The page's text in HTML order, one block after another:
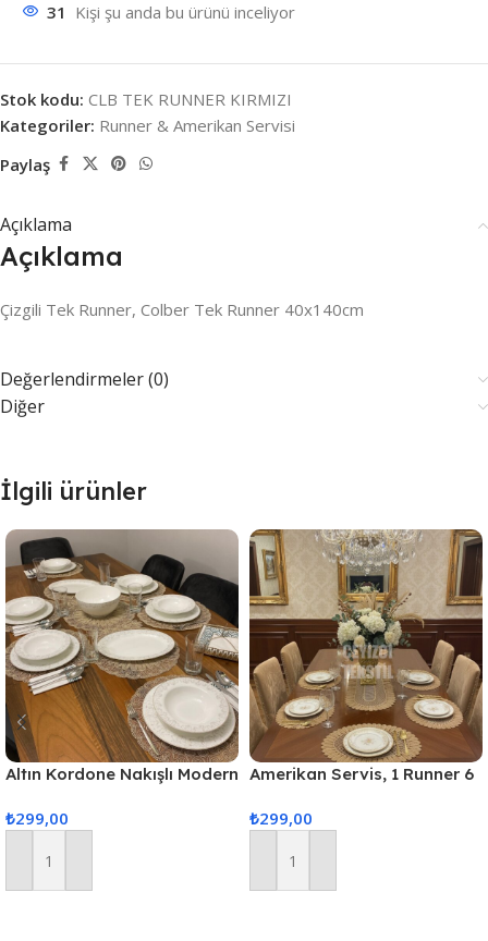
31 Kişi şu anda bu ürünü inceliyor
Stok kodu: CLB TEK RUNNER KIRMIZI
Kategoriler: Runner & Amerikan Servisi
Paylaş
Açıklama
Açıklama
Çizgili Tek Runner, Colber Tek Runner 40x140cm
Değerlendirmeler (0)
Diğer
İlgili ürünler
Altın Kordone Nakışlı Modern
Runner 6 Kişilik Set
₺299,00
Sepete Ekle
Amerikan Servis, 1 Runner 6
Masa Örtüsü Seti, Servis
₺299,00
Sepete Ekle